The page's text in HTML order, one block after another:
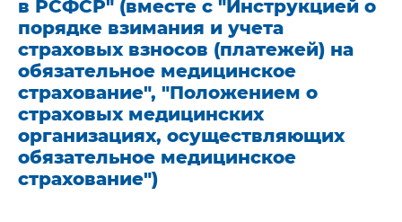
в РСФСР" (вместе с "Инструкцией о
порядке взимания и учета
страховых взносов (платежей) на
обязательное медицинское
страхование", "Положением о
страховых медицинских
организациях, осуществляющих
обязательное медицинское
страхование")